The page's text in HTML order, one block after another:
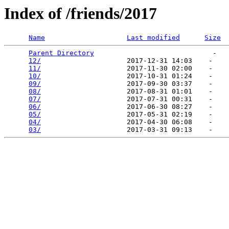
Index of /friends/2017
Name Last modified Size
Parent Directory
                             -
12/
                     2017-12-31 14:03    -
11/
                     2017-11-30 02:00    -
10/
                     2017-10-31 01:24    -
09/
                     2017-09-30 03:37    -
08/
                     2017-08-31 01:01    -
07/
                     2017-07-31 00:31    -
06/
                     2017-06-30 08:27    -
05/
                     2017-05-31 02:19    -
04/
                     2017-04-30 06:08    -
03/